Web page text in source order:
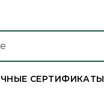
СЕРТИФИКАТЫ